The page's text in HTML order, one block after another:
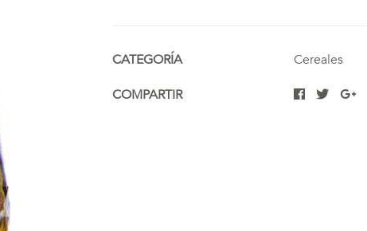
CATEGORÍA
Cereales
COMPARTIR